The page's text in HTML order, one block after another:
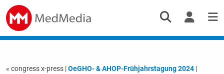
« congress x-press |OeGHO- & AHOP-Frühjahrstagung 2024|